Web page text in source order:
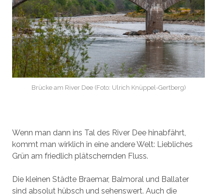
Brücke am River Dee (Foto: Ulrich Knüppel-Gertberg)
Wenn man dann ins Tal des River Dee hinabfährt,
kommt man wirklich in eine andere Welt: Liebliches
Grün am friedlich plätschernden Fluss.
Die kleinen Städte Braemar, Balmoral und Ballater
sind absolut hübsch und sehenswert. Auch die